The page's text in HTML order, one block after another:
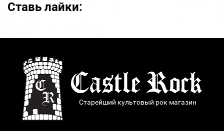
Ставь лайки:
Старейший культовый рок магазин